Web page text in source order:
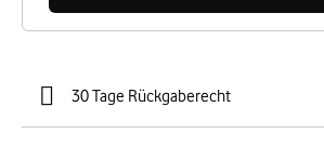
30 Tage Rückgaberecht